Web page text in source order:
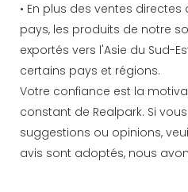
• En plus des ventes
pays, les produits de notre
exportés vers l'Asie du Sud-
certains pays et régions.
Votre confiance est la
constant de Realpark. Si
suggestions ou opinions,
avis sont adoptés, nous